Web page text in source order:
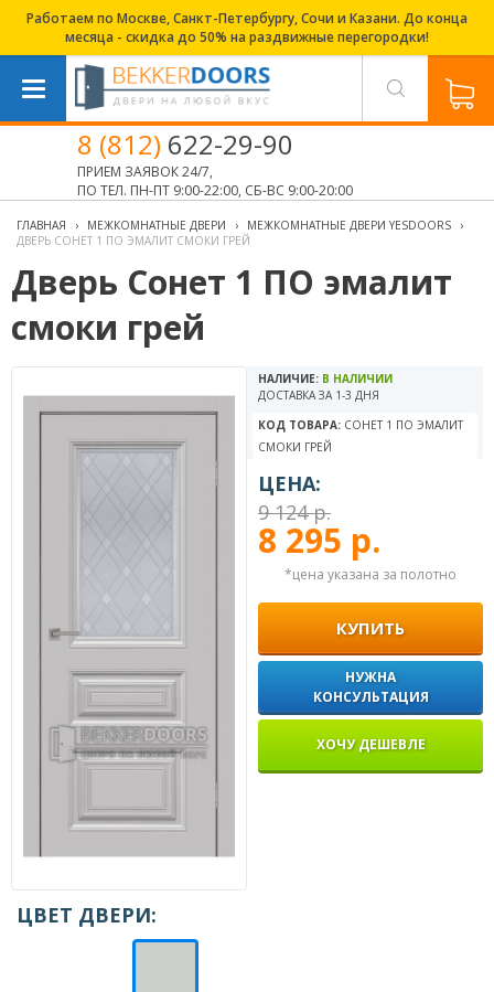
Работаем по Москве, Санкт-Петербургу, Сочи и Казани. До конца
месяца - скидка до 50% на раздвижные перегородки!
8 (812) 622-29-90
ПРИЕМ ЗАЯВОК 24/7,
ПО ТЕЛ. ПН-ПТ 9:00-22:00, СБ-ВС 9:00-20:00
ГЛАВНАЯ › МЕЖКОМНАТНЫЕ ДВЕРИ › МЕЖКОМНАТНЫЕ ДВЕРИ YESDOORS
›
ДВЕРЬ СОНЕТ 1 ПО ЭМАЛИТ СМОКИ ГРЕЙ
Дверь Сонет 1 ПО эмалит
смоки грей
НАЛИЧИЕ: В НАЛИЧИИ
ДОСТАВКА ЗА 1-3 ДНЯ
КОД ТОВАРА: СОНЕТ 1 ПО ЭМАЛИТ
СМОКИ ГРЕЙ
ЦЕНА:
9 124 р.
8 295 р.
*цена указана за полотно
КУПИТЬ
НУЖНА
КОНСУЛЬТАЦИЯ
ХОЧУ ДЕШЕВЛЕ
ЦВЕТ ДВЕРИ: